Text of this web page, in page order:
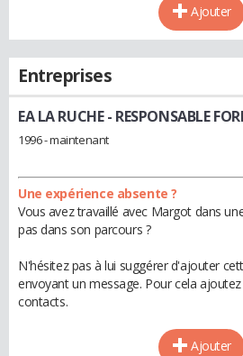
Ajouter
Entreprises
EA LA RUCHE- RESPONSABLE
1996 - maintenant
Une expérience absente ?
Vous avez travaillé avec Margot dans
pas dans son parcours ?
N'hésitez pas à lui suggérer d'ajouter
envoyant un message. Pour cela
contacts.
Ajouter